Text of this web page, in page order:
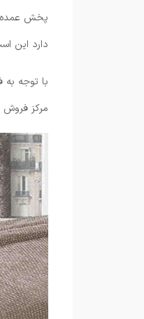
پخش عمده
دارد این
با توجه به
مرکز